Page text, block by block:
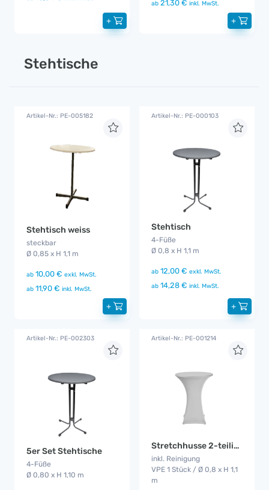
+
ab 21,30 € inkl. MwSt.
+
Stehtische
Artikel-Nr.: PE-005182
Stehtisch weiss
steckbar
Ø 0,85 x H 1,1 m
ab 10,00 € exkl. MwSt.
ab 11,90 € inkl. MwSt.
+
Artikel-Nr.: PE-000103
Stehtisch
4-Füße
Ø 0,8 x H 1,1 m
ab 12,00 € exkl. MwSt.
ab 14,28 € inkl. MwSt.
+
Artikel-Nr.: PE-002303
5er Set Stehtische
4-Füße
Ø 0,80 x H 1,10 m
Artikel-Nr.: PE-001214
Stretchhusse 2-teilig weiß
inkl. Reinigung
VPE 1 Stück / Ø 0,8 x H 1,1
m